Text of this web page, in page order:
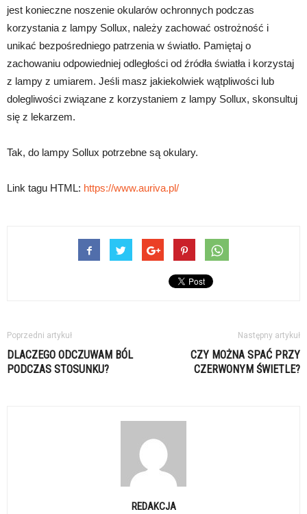
jest konieczne noszenie okularów ochronnych podczas
korzystania z lampy Sollux, należy zachować ostrożność i
unikać bezpośredniego patrzenia w światło. Pamiętaj o
zachowaniu odpowiedniej odległości od źródła światła i korzystaj
z lampy z umiarem. Jeśli masz jakiekolwiek wątpliwości lub
dolegliwości związane z korzystaniem z lampy Sollux, skonsultuj
się z lekarzem.
Tak, do lampy Sollux potrzebne są okulary.
Link tagu HTML: https://www.auriva.pl/
Poprzedni artykuł
DLACZEGO ODCZUWAM BÓL
PODCZAS STOSUNKU?
Następny artykuł
CZY MOŻNA SPAĆ PRZY
CZERWONYM ŚWIETLE?
REDAKCJA